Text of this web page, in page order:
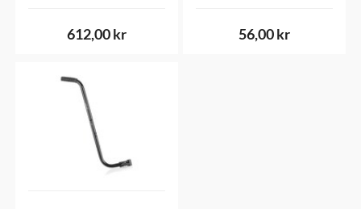
612,00 kr 56,00 kr